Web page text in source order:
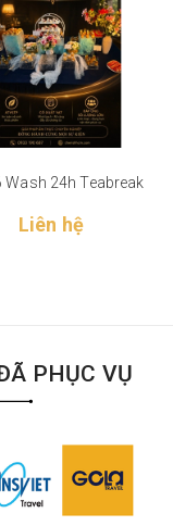
Wash 24h Teabreak
Liên hệ
PHỤC VỤ